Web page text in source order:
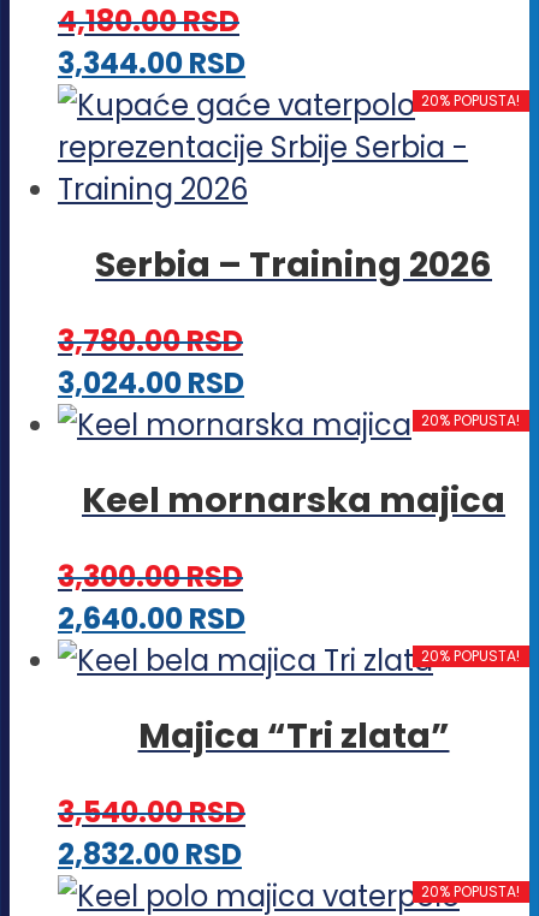
biti
izabrane
na
stranici
proizvoda.
4,180.00RSD
3,344.00RSDOvaj
proizvod
ima
više
Opcije
na
stranici
proizvoda.
20% POPUSTA!
Serbia – Training 2026
3,780.00RSD
3,024.00RSDOvaj
proizvod
više
mogu
biti
izabrane
na
stranici
20% POPUSTA!
Keel mornarska majica
3,300.00RSD
2,640.00RSDOvaj
proizvod
više
Opcije
20% POPUSTA!
Majica “Tri zlata”
3,540.00RSD
2,832.00RSDOvaj
proizvod
20% POPUSTA!